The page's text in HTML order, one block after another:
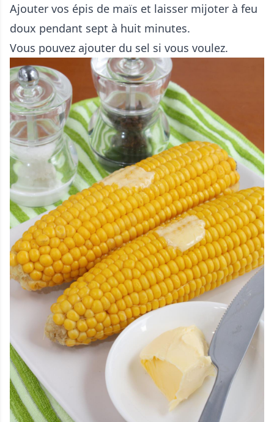
Ajouter vos épis de maïs et laisser mijoter à feu
doux pendant sept à huit minutes.
Vous pouvez ajouter du sel si vous voulez.